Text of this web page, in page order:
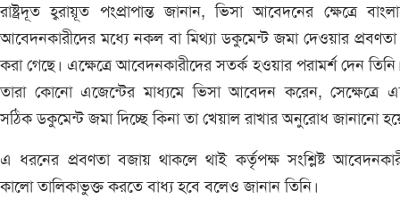
রাষ্ট্রদূত হ্বরায়ূত পংপ্রাপান্ত জানান, ভিসা আবেদনের ক্ষেত্রে
আবেদনকারীদের মধ্যে নকল বা মিথ্যা ডকুমেন্ট জমা দেওয়ার প্রবণতা
করা গেছে। এক্ষেত্রে আবেদনকারীদের সতর্ক হওয়ার পরামর্শ দেন
তারা কোনো এজেন্টের মাধ্যমে ভিসা আবেদন করেন, সেক্ষেত্রে
সঠিক ডকুমেন্ট জমা দিচ্ছে কিনা তা খেয়াল রাখার অনুরোধ জানানো
এ ধরনের প্রবণতা বজায় থাকলে থাই কর্তৃপক্ষ সংশ্লিষ্ট
কালো তালিকাভুক্ত করতে বাধ্য হবে বলেও জানান তিনি।